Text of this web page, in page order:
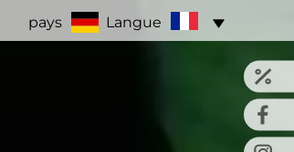
pays Langue